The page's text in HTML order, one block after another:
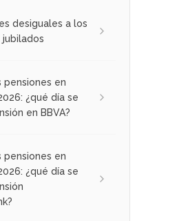
desiguales a los
pensiones en
¿qué día se
en BBVA?
pensiones en
¿qué día se